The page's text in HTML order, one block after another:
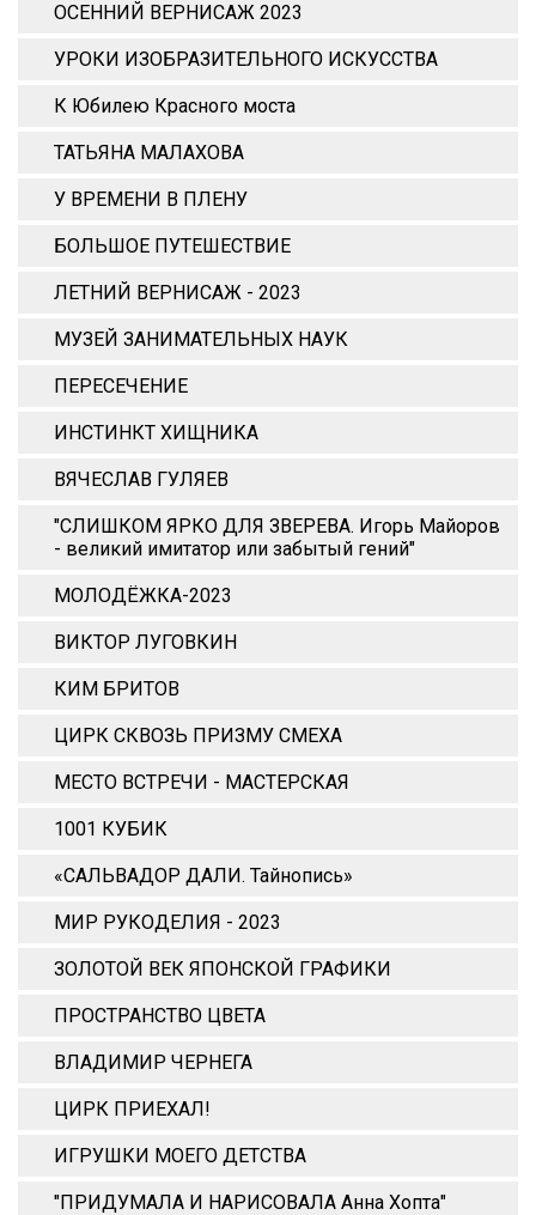
ОСЕННИЙ ВЕРНИСАЖ 2023
УРОКИ ИЗОБРАЗИТЕЛЬНОГО ИСКУССТВА
К Юбилею Красного моста
ТАТЬЯНА МАЛАХОВА
У ВРЕМЕНИ В ПЛЕНУ
БОЛЬШОЕ ПУТЕШЕСТВИЕ
ЛЕТНИЙ ВЕРНИСАЖ - 2023
МУЗЕЙ ЗАНИМАТЕЛЬНЫХ НАУК
ПЕРЕСЕЧЕНИЕ
ИНСТИНКТ ХИЩНИКА
ВЯЧЕСЛАВ ГУЛЯЕВ
"СЛИШКОМ ЯРКО ДЛЯ ЗВЕРЕВА. Игорь Майоров
- великий имитатор или забытый гений"
МОЛОДЁЖКА-2023
ВИКТОР ЛУГОВКИН
КИМ БРИТОВ
ЦИРК СКВОЗЬ ПРИЗМУ СМЕХА
МЕСТО ВСТРЕЧИ - МАСТЕРСКАЯ
1001 КУБИК
«САЛЬВАДОР ДАЛИ. Тайнопись»
МИР РУКОДЕЛИЯ - 2023
ЗОЛОТОЙ ВЕК ЯПОНСКОЙ ГРАФИКИ
ПРОСТРАНСТВО ЦВЕТА
ВЛАДИМИР ЧЕРНЕГА
ЦИРК ПРИЕХАЛ!
ИГРУШКИ МОЕГО ДЕТСТВА
"ПРИДУМАЛА И НАРИСОВАЛА Анна Xопта"